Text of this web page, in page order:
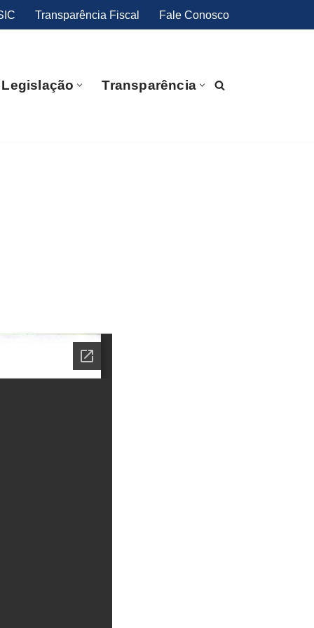
Transparência Fiscal Fale Conosco
Legislação Transparência